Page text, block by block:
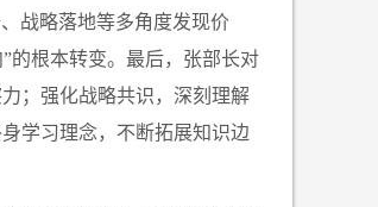
战略落地等多角度发现价
”的根本转变。最后， 张部长对
；强化战略共识，深刻理解
学习理念，不断拓展知识边